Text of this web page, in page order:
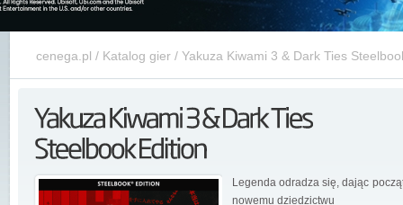
cenega.pl / Katalog gier/ Yakuza Kiwami 3 & Dark Ties
Legenda odradza się, dając
nowemu dziedzictwu